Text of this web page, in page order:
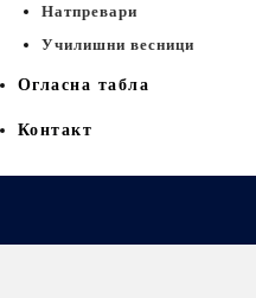
Натпревари
Училишни весници
Огласна табла
Контакт